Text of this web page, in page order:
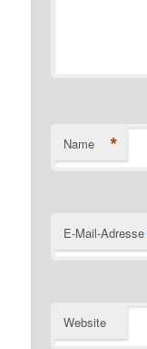
Name *
E-Mail-Adresse
Website